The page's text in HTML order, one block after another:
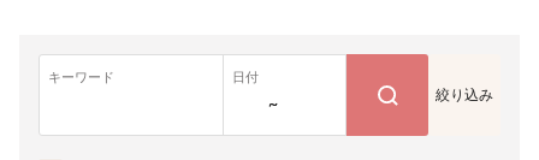
キーワード 日付
~ 絞り込み